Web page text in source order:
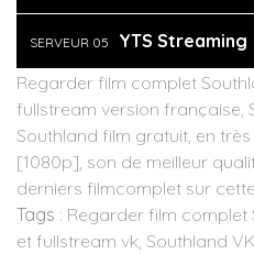
SERVEUR 05 YTS Streaming
Regarder film complet
fullstream version française,
Southland film gratuit, en
[1080p], son de meilleur
derniers filmcomplet sur
Tags : Regarder film
et fullstream vk, Southland